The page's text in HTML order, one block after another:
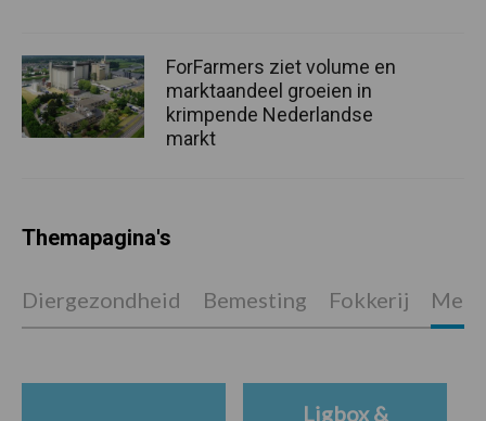
ForFarmers ziet volume en
marktaandeel groeien in
krimpende Nederlandse
markt
Themapagina's
Diergezondheid Bemesting Fokkerij
Ligbox &